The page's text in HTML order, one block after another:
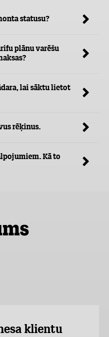
statusu?
plānu varēšu
lai sāktu lietot
rēķinus.
Kā to
klientu